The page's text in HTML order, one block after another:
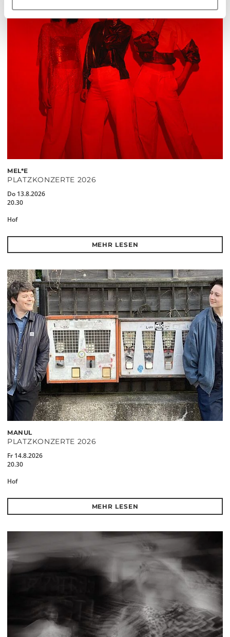
MEL*E
PLATZKONZERTE 2026
Do 13.8.2026
20.30
Hof
MEHR LESEN
MANUL
PLATZKONZERTE 2026
Fr 14.8.2026
20.30
Hof
MEHR LESEN